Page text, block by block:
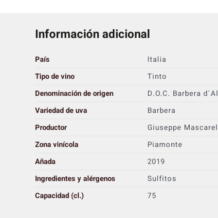
Información adicional
País
Italia
Tipo de vino
Tinto
Denominación de origen
D.O.C. Barbera
Variedad de uva
Barbera
Productor
Giuseppe
Zona vinícola
Piamonte
Añada
2019
Ingredientes y alérgenos
Sulfitos
Capacidad (cl.)
75